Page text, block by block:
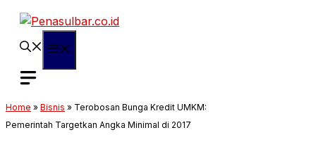
Langsung
Home » Bisnis » Terobosan Bunga Kredit UMKM:
Pemerintah Targetkan Angka Minimal di 2017